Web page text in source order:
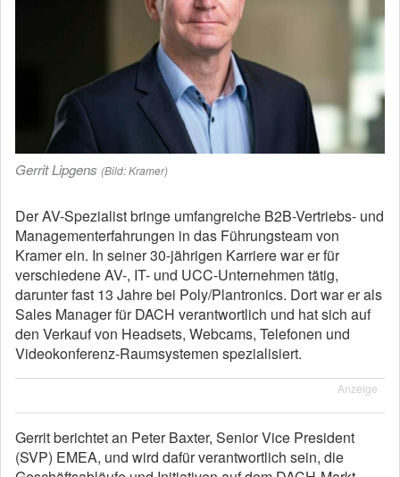
Gerrit Lipgens (Bild: Kramer)
Der AV-Spezialist bringe umfangreiche B2B-Vertriebs- und
Managementerfahrungen in das Führungsteam von
Kramer ein. In seiner 30-jährigen Karriere war er für
verschiedene AV-, IT- und UCC-Unternehmen tätig,
darunter fast 13 Jahre bei Poly/Plantronics. Dort war er als
Sales Manager für DACH verantwortlich und hat sich auf
den Verkauf von Headsets, Webcams, Telefonen und
Videokonferenz-Raumsystemen spezialisiert.
Anzeige
Gerrit berichtet an Peter Baxter, Senior Vice President
(SVP) EMEA, und wird dafür verantwortlich sein, die